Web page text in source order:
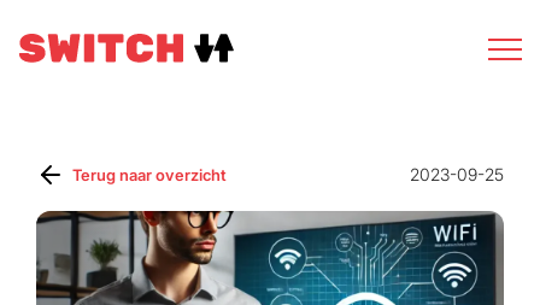
Terug naar overzicht 2023-09-25